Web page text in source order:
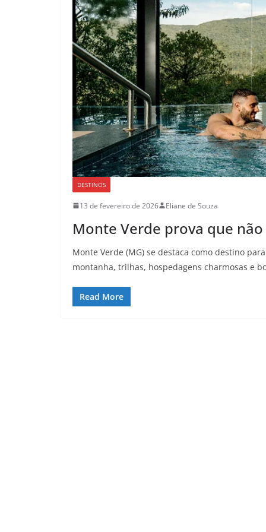
DESTINOS
13 de fevereiro de 2026 Eliane de Souza
Monte Verde prova que
Monte Verde (MG) se destaca como destino
montanha, trilhas, hospedagens charmosas e
Read More